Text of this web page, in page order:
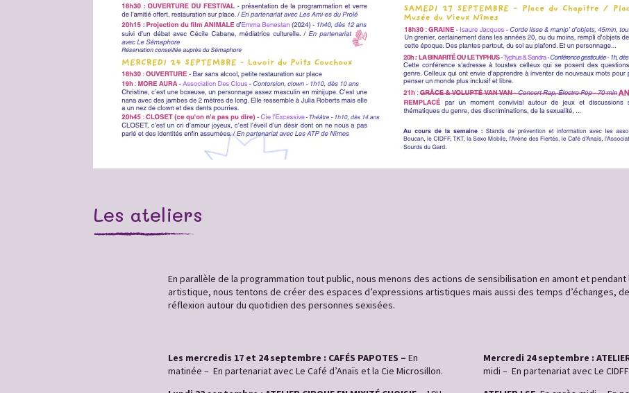
Les ateliers
En parallèle de la programmation tout public, nous menons des actions de sensibilisation en amont et
artistique, nous tentons de créer des espaces d’expressions artistiques mais aussi des temps d’échanges,
réflexion autour du quotidien des personnes sexisées.
Les mercredis 17 et 24 septembre : CAFÉS PAPOTES – En
matinée – En partenariat avec Le Café d’Anaïs et la Cie Microsillon.
Mercredi 24 septembre :
midi – En partenariat avec Le